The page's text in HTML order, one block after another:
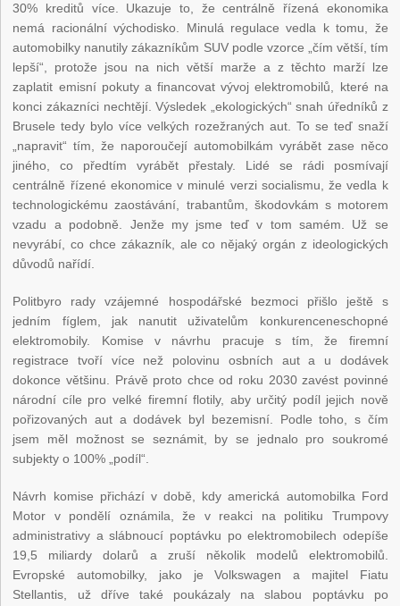
30% kreditů více. Ukazuje to, že centrálně řízená ekonomika
nemá racionální východisko. Minulá regulace vedla k tomu, že
automobilky nanutily zákazníkům SUV podle vzorce „čím větší, tím
lepší“, protože jsou na nich větší marže a z těchto marží lze
zaplatit emisní pokuty a financovat vývoj elektromobilů, které na
konci zákazníci nechtějí. Výsledek „ekologických“ snah úředníků z
Brusele tedy bylo více velkých rozežraných aut. To se teď snaží
„napravit“ tím, že naporoučejí automobilkám vyrábět zase něco
jiného, co předtím vyrábět přestaly. Lidé se rádi posmívají
centrálně řízené ekonomice v minulé verzi socialismu, že vedla k
technologickému zaostávání, trabantům, škodovkám s motorem
vzadu a podobně. Jenže my jsme teď v tom samém. Už se
nevyrábí, co chce zákazník, ale co nějaký orgán z ideologických
důvodů nařídí.
Politbyro rady vzájemné hospodářské bezmoci přišlo ještě s
jedním fíglem, jak nanutit uživatelům konkurenceneschopné
elektromobily. Komise v návrhu pracuje s tím, že firemní
registrace tvoří více než polovinu osbních aut a u dodávek
dokonce většinu. Právě proto chce od roku 2030 zavést povinné
národní cíle pro velké firemní flotily, aby určitý podíl jejich nově
pořizovaných aut a dodávek byl bezemisní. Podle toho, s čím
jsem měl možnost se seznámit, by se jednalo pro soukromé
subjekty o 100% „podíl“.
Návrh komise přichází v době, kdy americká automobilka Ford
Motor v pondělí oznámila, že v reakci na politiku Trumpovy
administrativy a slábnoucí poptávku po elektromobilech odepíše
19,5 miliardy dolarů a zruší několik modelů elektromobilů.
Evropské automobilky, jako je Volkswagen a majitel Fiatu
Stellantis, už dříve také poukázaly na slabou poptávku po